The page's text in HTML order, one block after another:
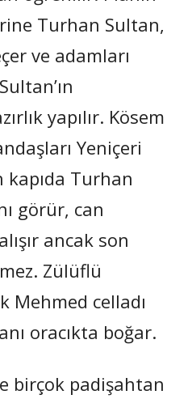
Turhan Sultan,
ve adamları
yapılır. Kösem
Yeniçeri
kapıda Turhan
görür, can
ancak son
Zülüflü
Mehmed celladı
oracıkta boğar.
birçok padişahtan